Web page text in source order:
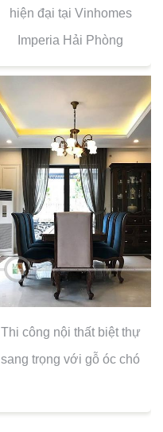
hiện đại tại Vinhomes
Imperia Hải Phòng
Thi công nội thất biệt thự
sang trọng với gỗ óc chó